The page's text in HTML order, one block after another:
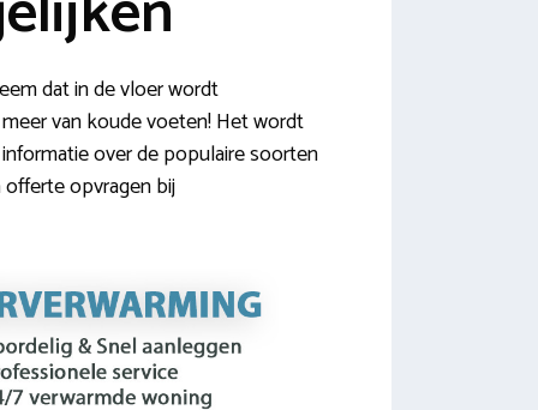
dat in de vloer wordt
van koude voeten! Het wordt
over de populaire soorten
offerte opvragen bij